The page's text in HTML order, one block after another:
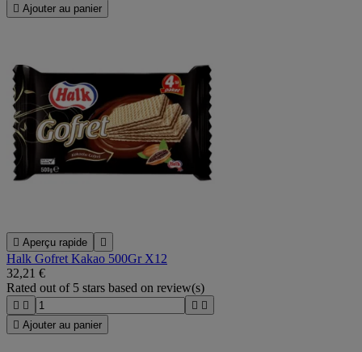
 Ajouter au panier
 Aperçu rapide 
Halk Gofret Kakao 500Gr X12
32,21 €
Rated out of 5 stars based on review(s)
   
 Ajouter au panier